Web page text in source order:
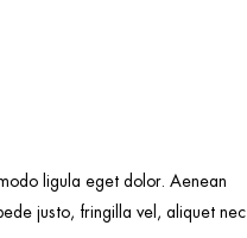
ligula eget dolor. Aenean
justo, fringilla vel, aliquet nec